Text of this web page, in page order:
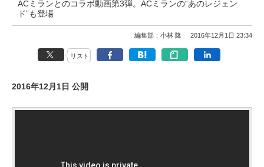
ACミランとのコラボ動画第3弾。ACミランの“あのレジェン
ド”も登場
編集部：小林 隆 2016年12月1日 23:34
リスト
2016年12月1日 公開